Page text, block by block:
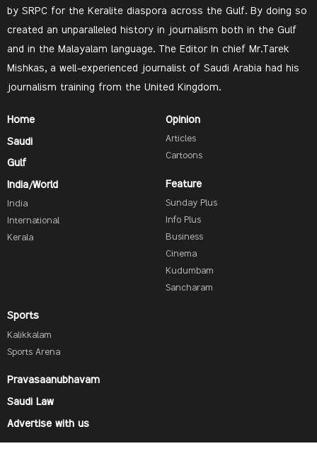
by SRPC for the Keralite diaspora across the Gulf. By doing so
created an unparalleled history in journalism both in the Gulf
and in the Malayalam language. The Editor In chief Mr.Tarek
Mishkas, a well-experienced journalist of Saudi Arabia had his
journalism training from the United Kingdom.
Home
Saudi
Gulf
India/World
India
International
Kerala
Opinion
Articles
Cartoons
Feature
Sunday Plus
Info Plus
Business
Cinema
Kudumbam
Sancharam
Sports
Kalikkalam
Sports Arena
Pravasaanubhavam
Saudi Law
Advertise with us